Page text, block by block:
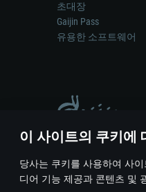
이 사이트의 쿠키에
당사는 쿠키를 사용하여 사
디어 기능 제공과 콘텐츠 및
초대장
Gaijin Pass
유용한 소프트웨어
게임 에서 어떠한
© 2011—2026 Gaijin
이용 약관